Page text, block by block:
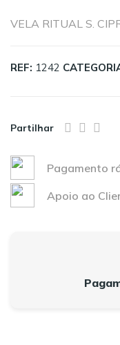
VELA RITUAL S.
REF: 1242
Partilhar
Pagamento
Apoio ao